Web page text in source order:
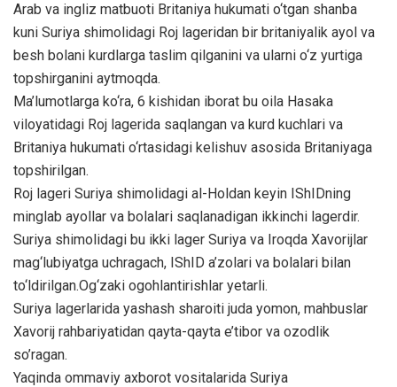
Arab va ingliz matbuoti Britaniya hukumati o‘tgan shanba
kuni Suriya shimolidagi Roj lageridan bir britaniyalik ayol va
besh bolani kurdlarga taslim qilganini va ularni o‘z yurtiga
topshirganini aytmoqda.
Ma’lumotlarga ko‘ra, 6 kishidan iborat bu oila Hasaka
viloyatidagi Roj lagerida saqlangan va kurd kuchlari va
Britaniya hukumati o‘rtasidagi kelishuv asosida Britaniyaga
topshirilgan.
Roj lageri Suriya shimolidagi al-Holdan keyin IShIDning
minglab ayollar va bolalari saqlanadigan ikkinchi lagerdir.
Suriya shimolidagi bu ikki lager Suriya va Iroqda Xavorijlar
mag‘lubiyatga uchragach, IShID a’zolari va bolalari bilan
to‘ldirilgan.Og‘zaki ogohlantirishlar yetarli.
Suriya lagerlarida yashash sharoiti juda yomon, mahbuslar
Xavorij rahbariyatidan qayta-qayta e’tibor va ozodlik
so’ragan.
Yaqinda ommaviy axborot vositalarida Suriya